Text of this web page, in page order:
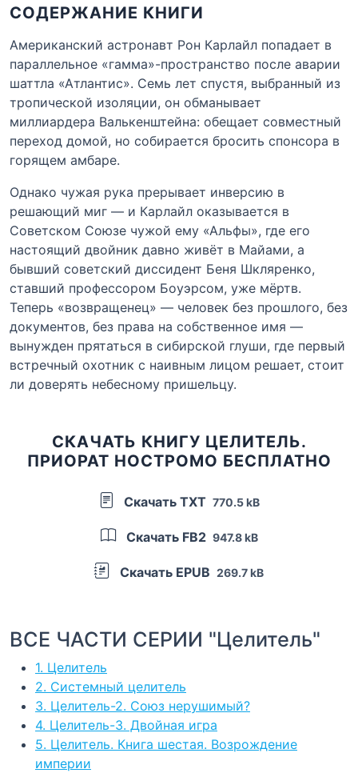
СОДЕРЖАНИЕ КНИГИ
Американский астронавт Рон Карлайл попадает в
параллельное «гамма»-пространство после аварии
шаттла «Атлантис». Семь лет спустя, выбранный из
тропической изоляции, он обманывает
миллиардера Валькенштейна: обещает совместный
переход домой, но собирается бросить спонсора в
горящем амбаре.
Однако чужая рука прерывает инверсию в
решающий миг — и Карлайл оказывается в
Советском Союзе чужой ему «Альфы», где его
настоящий двойник давно живёт в Майами, а
бывший советский диссидент Беня Шкляренко,
ставший профессором Боуэрсом, уже мёртв.
Теперь «возвращенец» — человек без прошлого, без
документов, без права на собственное имя —
вынужден прятаться в сибирской глуши, где первый
встречный охотник с наивным лицом решает, стоит
ли доверять небесному пришельцу.
СКАЧАТЬ КНИГУ ЦЕЛИТЕЛЬ.
ПРИОРАТ НОСТРОМО БЕСПЛАТНО
Скачать TXT 770.5 kB
Скачать FB2 947.8 kB
Скачать EPUB 269.7 kB
ВСЕ ЧАСТИ СЕРИИ "Целитель"
1. Целитель
2. Системный целитель
3. Целитель-2. Союз нерушимый?
4. Целитель-3. Двойная игра
5. Целитель. Книга шестая. Возрождение
империи